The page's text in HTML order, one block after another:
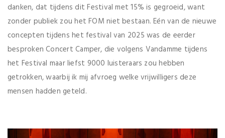
danken, dat tijdens dit Festival met 15% is gegroeid, want
zonder publiek zou het FOM niet bestaan. Eén van de nieuwe
concepten tijdens het festival van 2025 was de eerder
besproken Concert Camper, die volgens Vandamme tijdens
het Festival maar liefst 9000 luisteraars zou hebben
getrokken, waarbij ik mij afvroeg welke vrijwilligers deze
mensen hadden geteld.